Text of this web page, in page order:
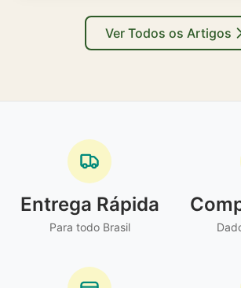
Ver Todos os Artigos
Entrega Rápida
Para todo Brasil